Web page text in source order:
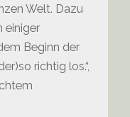
Welt. Dazu
einiger
Beginn der
richtig los.“,